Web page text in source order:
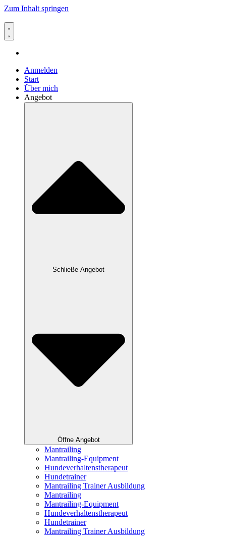
Zum Inhalt springen
Anmelden
Start
Über mich
Angebot
Schließe Angebot
Öffne Angebot
Mantrailing
Mantrailing-Equipment
Hundeverhaltenstherapeut
Hundetrainer
Mantrailing Trainer Ausbildung
Mantrailing
Mantrailing-Equipment
Hundeverhaltenstherapeut
Hundetrainer
Mantrailing Trainer Ausbildung